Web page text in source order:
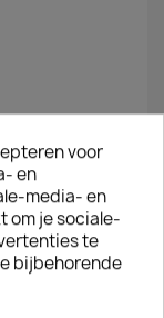
- Dean
voor
en
media- en
om je sociale-
te
bijbehorende